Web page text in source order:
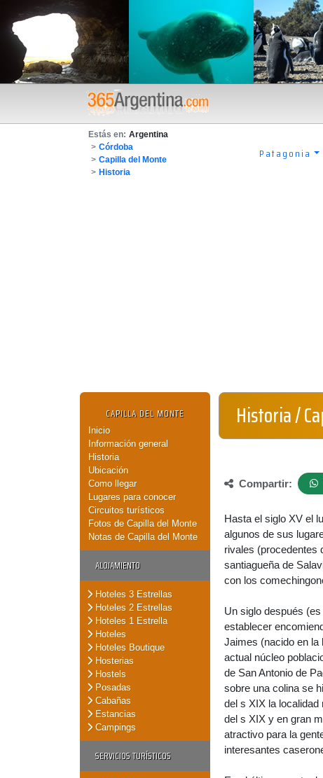
Estás en: Argentina
> Córdoba
> Capilla del Monte
> Historia
Patagonia
CAPILLA DEL MONTE
Inicio
Información general
Historia
Ubicación
Como llegar
Lugares para conocer
Circuitos turísticos
Fotos de Capilla del Monte
Notas de Capilla del Monte
ALOJAMIENTO
Hoteles 3 Estrellas
Hoteles 2 Estrellas
Hoteles 1 Estrella
Hoteles
Hoteles Boutique
Hosterias
Hostels
Posadas
Cabañas
Estancias
Campings
SERVICIOS TURÍSTICOS
Historia /
Compartir:
Hasta el siglo XV el
algunos de sus
rivales (procedentes
santiagueña de
con los
Un siglo después
establecer
Jaimes (nacido en la
actual núcleo
de San Antonio de
sobre una colina se
del s XIX la
del s XIX y en gran
atractivo para la
interesantes